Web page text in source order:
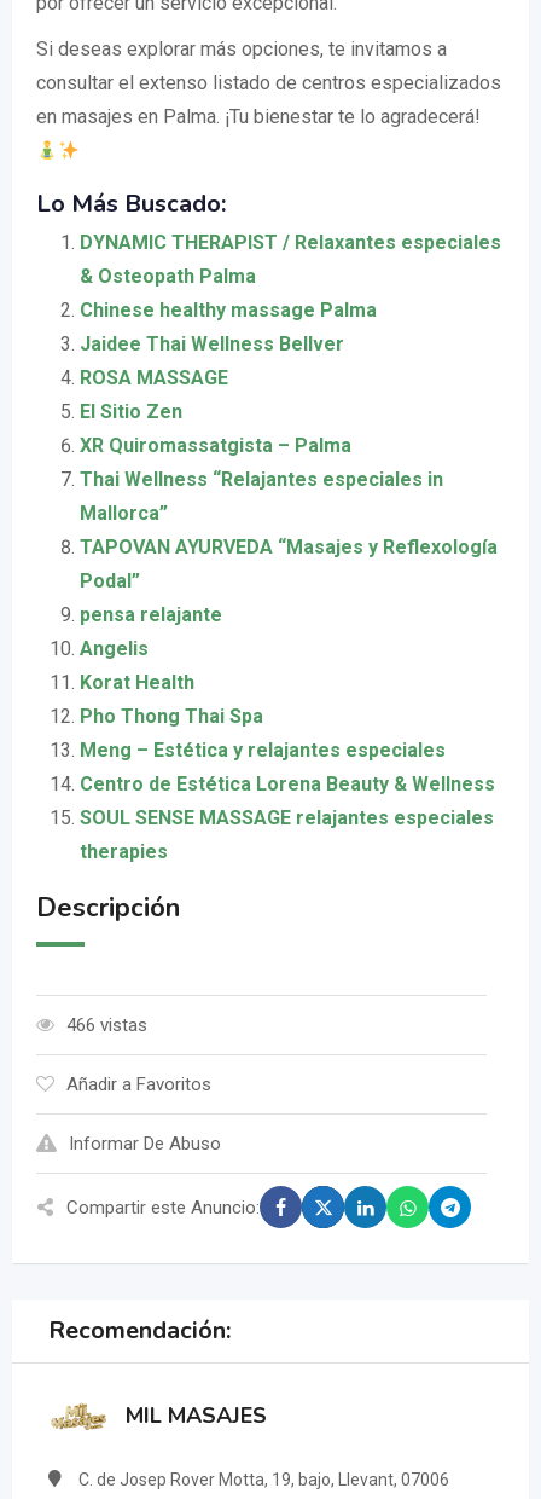
Si deseas explorar más opciones, te invitamos a
consultar el extenso listado de centros especializados
en masajes en Palma. ¡Tu bienestar te lo agradecerá!
Lo Más Buscado:
DYNAMIC THERAPIST / Relaxantes especiales
& Osteopath Palma
Chinese healthy massage Palma
Jaidee Thai Wellness Bellver
ROSA MASSAGE
El Sitio Zen
XR Quiromassatgista – Palma
Thai Wellness “Relajantes especiales in
Mallorca”
TAPOVAN AYURVEDA “Masajes y Reflexología
Podal”
pensa relajante
Angelis
Korat Health
Pho Thong Thai Spa
Meng – Estética y relajantes especiales
Centro de Estética Lorena Beauty & Wellness
SOUL SENSE MASSAGE relajantes especiales
therapies
Descripción
466 vistas
Añadir a Favoritos
Informar De Abuso
Compartir este Anuncio:
Recomendación:
MIL MASAJES
C. de Josep Rover Motta, 19, bajo, Llevant, 07006